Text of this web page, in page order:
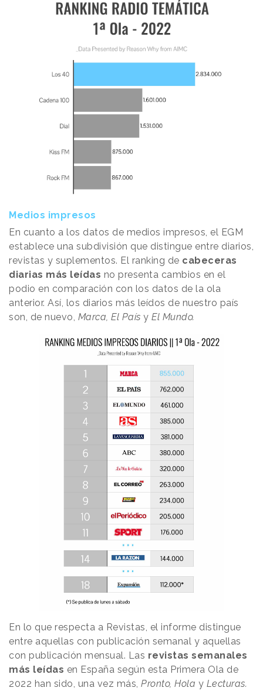
Medios impresos
En cuanto a los datos de medios impresos, el EGM
establece una subdivisión que distingue entre diarios,
revistas y suplementos. El ranking de cabeceras
diarias más leídas no presenta cambios en el
podio en comparación con los datos de la ola
anterior. Así, los diarios más leídos de nuestro país
son, de nuevo, Marca, El País y El Mundo.
En lo que respecta a Revistas, el informe distingue
entre aquellas con publicación semanal y aquellas
con publicación mensual. Las revistas semanales
más leídas en España según esta Primera Ola de
2022 han sido, una vez más, Pronto, Hola y Lecturas.